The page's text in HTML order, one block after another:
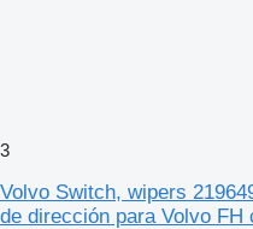
3
Volvo Switch, wipers
de dirección para Volvo FH